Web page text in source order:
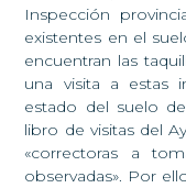
Inspección
existentes en el
encuentran las
una visita a estas
estado del suelo
libro de visitas del
«correctoras a
observadas». Por